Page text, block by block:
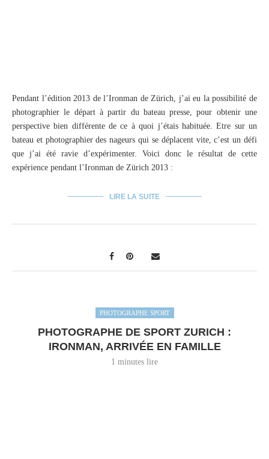
Pendant l’édition 2013 de l’Ironman de Zürich, j’ai eu la possibilité de
photographier le départ à partir du bateau presse, pour obtenir une
perspective bien différente de ce à quoi j’étais habituée. Etre sur un
bateau et photographier des nageurs qui se déplacent vite, c’est un défi
que j’ai été ravie d’expérimenter. Voici donc le résultat de cette
expérience pendant l’Ironman de Zürich 2013 :
LIRE LA SUITE
PHOTOGRAPHE SPORT
PHOTOGRAPHE DE SPORT ZURICH :
IRONMAN, ARRIVÉE EN FAMILLE
1 minutes lire